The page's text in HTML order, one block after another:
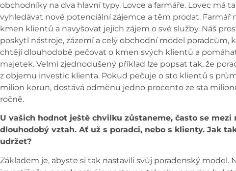
obchodníky na dva hlavní typy. Lovce a farmáře. Lovec má
vyhledávat nové potenciální zájemce a těm prodat. Farmář
kmen klientů a navyšovat jejich zájem o své služby. Náš
poskytl nástroje, zázemí a celý obchodní model poradcům,
chtějí dlouhodobě pečovat o kmen svých klientů a
majetek. Velmi zjednodušený příklad lze popsat tak, že
z objemu investic klienta. Pokud pečuje o sto klientů s
milion korun, dostává odměnu jedno procento ze sta
ročně.
U vašich hodnot ještě chvilku zůstaneme, často se
dlouhodobý vztah. Ať už s poradci, nebo s klienty. Jak
udržet?
Základem je, abyste si tak nastavili svůj poradenský model.